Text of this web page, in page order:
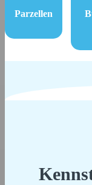
Parzellen